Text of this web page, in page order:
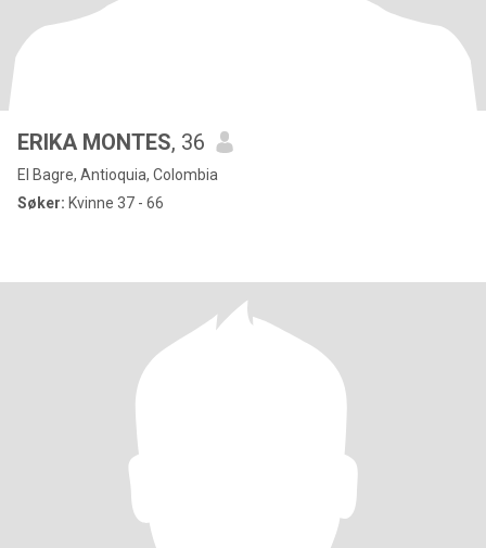
ERIKA MONTES, 36
El Bagre, Antioquia, Colombia
Søker: Kvinne 37 - 66